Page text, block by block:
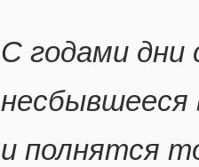
С годами дни
несбывшееся
и полнятся